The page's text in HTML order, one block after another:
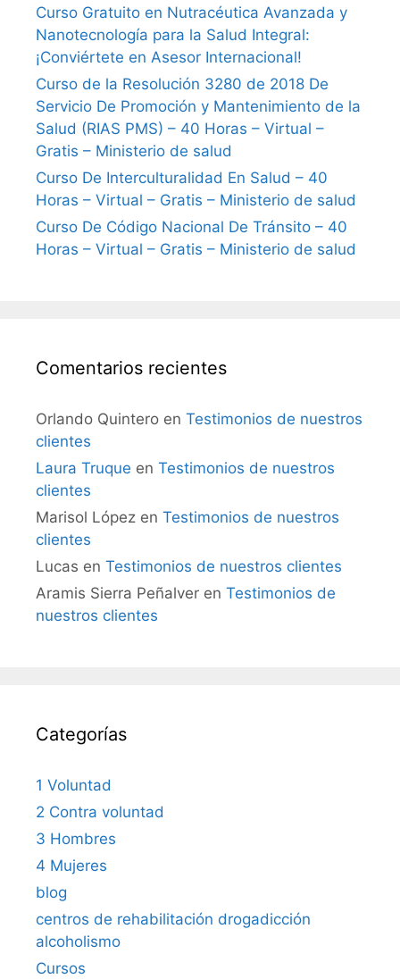
Curso Gratuito en Nutracéutica Avanzada y
Nanotecnología para la Salud Integral:
¡Conviértete en Asesor Internacional!
Curso de la Resolución 3280 de 2018 De
Servicio De Promoción y Mantenimiento de la
Salud (RIAS PMS) – 40 Horas – Virtual –
Gratis – Ministerio de salud
Curso De Interculturalidad En Salud – 40
Horas – Virtual – Gratis – Ministerio de salud
Curso De Código Nacional De Tránsito – 40
Horas – Virtual – Gratis – Ministerio de salud
Comentarios recientes
Orlando Quintero en Testimonios de nuestros
clientes
Laura Truque en Testimonios de nuestros
clientes
Marisol López en Testimonios de nuestros
clientes
Lucas en Testimonios de nuestros clientes
Aramis Sierra Peñalver en Testimonios de
nuestros clientes
Categorías
1 Voluntad
2 Contra voluntad
3 Hombres
4 Mujeres
blog
centros de rehabilitación drogadicción
alcoholismo
Cursos